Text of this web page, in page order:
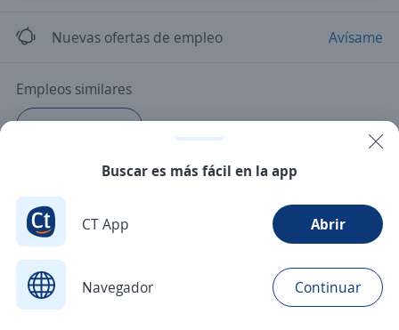
Nuevas ofertas de empleo Avísame
Empleos similares
Cajero/a vendedor
Buscar es más fácil en la app
CT App Abrir
Navegador Continuar